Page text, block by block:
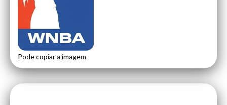
Pode copiar a imagem